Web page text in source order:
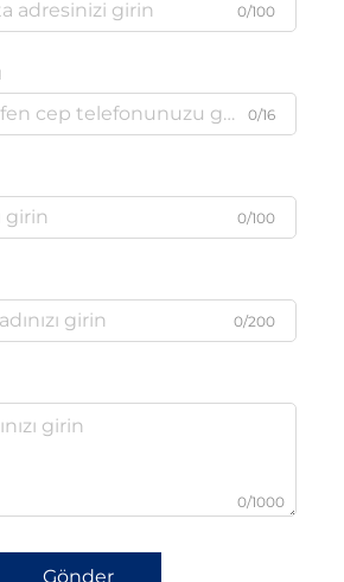
0/100
0/16
0/100
0/200
0/1000
Gönder